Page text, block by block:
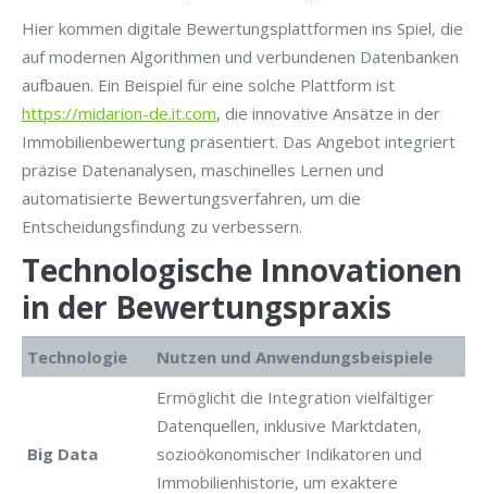
Hier kommen digitale Bewertungsplattformen ins Spiel, die
auf modernen Algorithmen und verbundenen Datenbanken
aufbauen. Ein Beispiel für eine solche Plattform ist
https://midarion-de.it.com, die innovative Ansätze in der
Immobilienbewertung präsentiert. Das Angebot integriert
präzise Datenanalysen, maschinelles Lernen und
automatisierte Bewertungsverfahren, um die
Entscheidungsfindung zu verbessern.
Technologische Innovationen
in der Bewertungspraxis
Technologie Nutzen und Anwendungsbeispiele
Big Data
Ermöglicht die Integration vielfältiger
Datenquellen, inklusive Marktdaten,
sozioökonomischer Indikatoren und
Immobilienhistorie, um exaktere